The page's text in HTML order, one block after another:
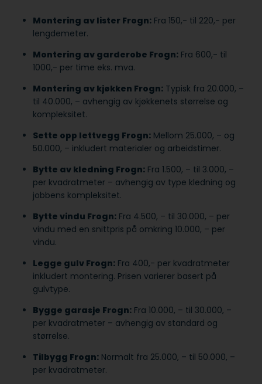
Montering av lister Frogn: Fra 150,- til 220,- per
lengdemeter.
Montering av garderobe Frogn: Fra 600,- til
1000,- per time eks. mva.
Montering av kjøkken Frogn: Typisk fra 20.000, –
til 40.000, – avhengig av kjøkkenets størrelse og
kompleksitet.
Sette opp lettvegg Frogn: Mellom 25.000, – og
50.000, – inkludert materialer og arbeidstimer.
Bytte av kledning Frogn: Fra 1.500, – til 3.000, –
per kvadratmeter – avhengig av type kledning og
jobbens kompleksitet.
Bytte vindu Frogn: Fra 4.500, – til 30.000, – per
vindu med en snittpris på omkring 10.000, – per
vindu.
Legge gulv Frogn: Fra 400,- per kvadratmeter
inkludert montering. Prisen varierer basert på
gulvtype.
Bygge garasje Frogn: Fra 10.000, – til 30.000, –
per kvadratmeter – avhengig av standard og
størrelse.
Tilbygg Frogn: Normalt fra 25.000, – til 50.000, –
per kvadratmeter.